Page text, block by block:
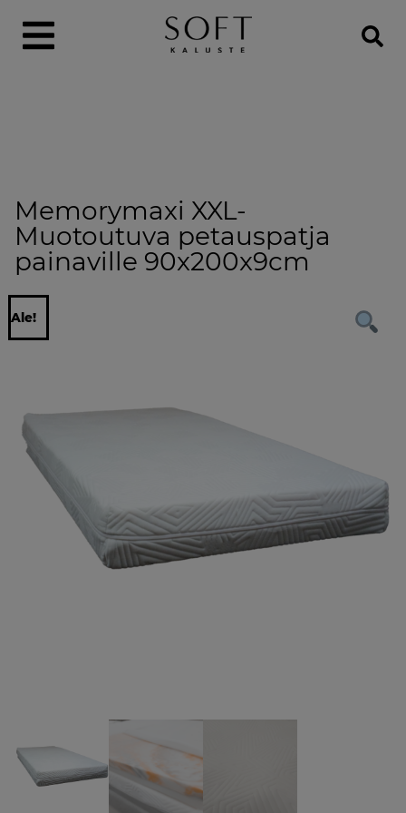
Memorymaxi XXL-
Muotoutuva petauspatja
painaville 90x200x9cm
Ale!